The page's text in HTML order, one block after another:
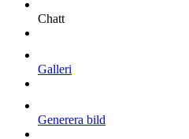
Chatt
Galleri
Generera bild